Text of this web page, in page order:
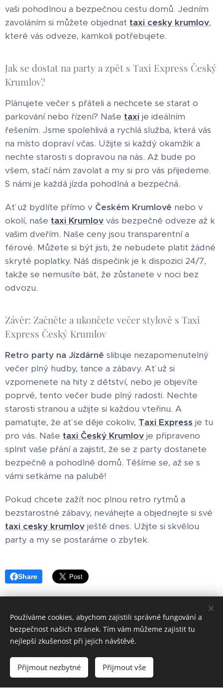
vaši pohodlnou a bezpečnou cestu domů. Jedním
zavoláním si můžete objednat taxi cesky krumlov,
které vás odveze, kamkoli potřebujete.
Jak se dostat na party a zpět s Taxi Express Český
Krumlov?
Plánujete večer s přáteli a nechcete se starat o
parkování nebo řízení? Naše taxi je ideálním
řešením. Jsme spolehlivá a rychlá služba, která vás
na místo dopraví včas. Užijte si každý okamžik a
nechte starosti s dopravou na nás. Až bude po
všem, stačí nám zavolat a my si pro vás přijedeme.
S námi je každá jízda pohodlná a bezpečná.
Ať už bydlíte přímo v Českém Krumlově nebo v
okolí, naše taxi Krumlov vás bezpečně odveze až k
vašim dveřím. Naše ceny jsou transparentní a
férové. Můžete si být jisti, že nebudete platit žádné
skryté poplatky. Náš dispečink je k dispozici 24/7,
takže se nemusíte bát, že zůstanete v noci bez
odvozu.
Závěr: Začněte a ukončete večer stylově s Taxi
Express Český Krumlov
Retro party na Jízdárně slibuje nezapomenutelný
večer plný hudby, tance a zábavy. Ať už si
vzpomenete na hity z dětství, nebo je objevíte
poprvé, tento večer bude plný radosti. Nechte
starosti stranou a užijte si každou vteřinu. A
pamatujte, že ať se děje cokoliv, Taxi Express je tu
pro vás. Naše taxi Český Krumlov je připraveno
splnit vaše přání a zajistit, že se z party dostanete
bezpečně a pohodlně domů. Těšíme se, až se s
vámi setkáme na palubě!
Pokud chcete zažít noc plnou retro rytmů a
bezstarostné zábavy, neváhejte a objednejte si své
taxi cesky krumlov ještě dnes. Užijte si skvělou
party a my se postaráme o zbytek.
Share
Cookies
Jazyky
Čeština
English
Používáme cookies, abychom zajistili správné fungování a
bezpečnost našich stránek. Tím vám můžeme zajistit tu
nejlepší zkušenost při jejich návštěvě.
Přijmout nezbytné Přijmout vše